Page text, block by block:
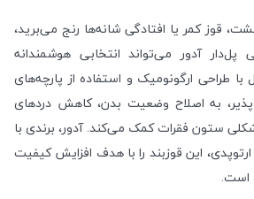
قوز کمر یا افتادگی شانه‌ها رنج می‌برید،
پل‌دار آدور می‌تواند انتخابی هوشمندانه
با طراحی ارگونومیک و استفاده از پارچه‌های
به اصلاح وضعیت بدن، کاهش دردهای
ستون فقرات کمک می‌کند. آدور، برندی با
این قوزبند را با هدف افزایش کیفیت
است.